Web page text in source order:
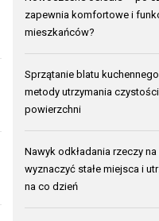
zapewnia komfortowe i
mieszkańców?
Sprzątanie blatu
metody utrzymania
powierzchni
Nawyk odkładania rzeczy
wyznaczyć stałe miejsca i
na co dzień